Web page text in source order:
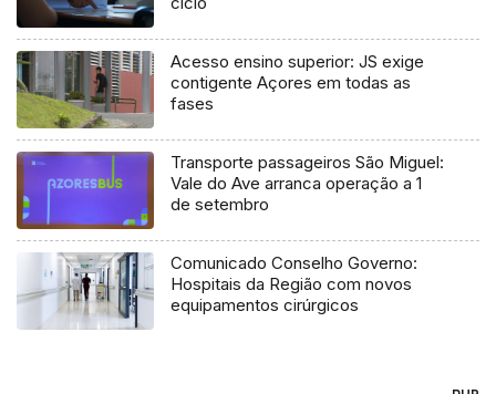
Acesso ensino superior: JS exige
contigente Açores em todas as
fases
Transporte passageiros São Miguel:
Vale do Ave arranca operação a 1
de setembro
Comunicado Conselho Governo:
Hospitais da Região com novos
equipamentos cirúrgicos